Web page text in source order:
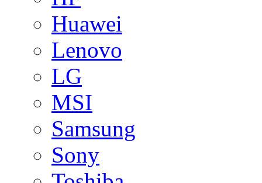
Huawei
Lenovo
LG
MSI
Samsung
Sony